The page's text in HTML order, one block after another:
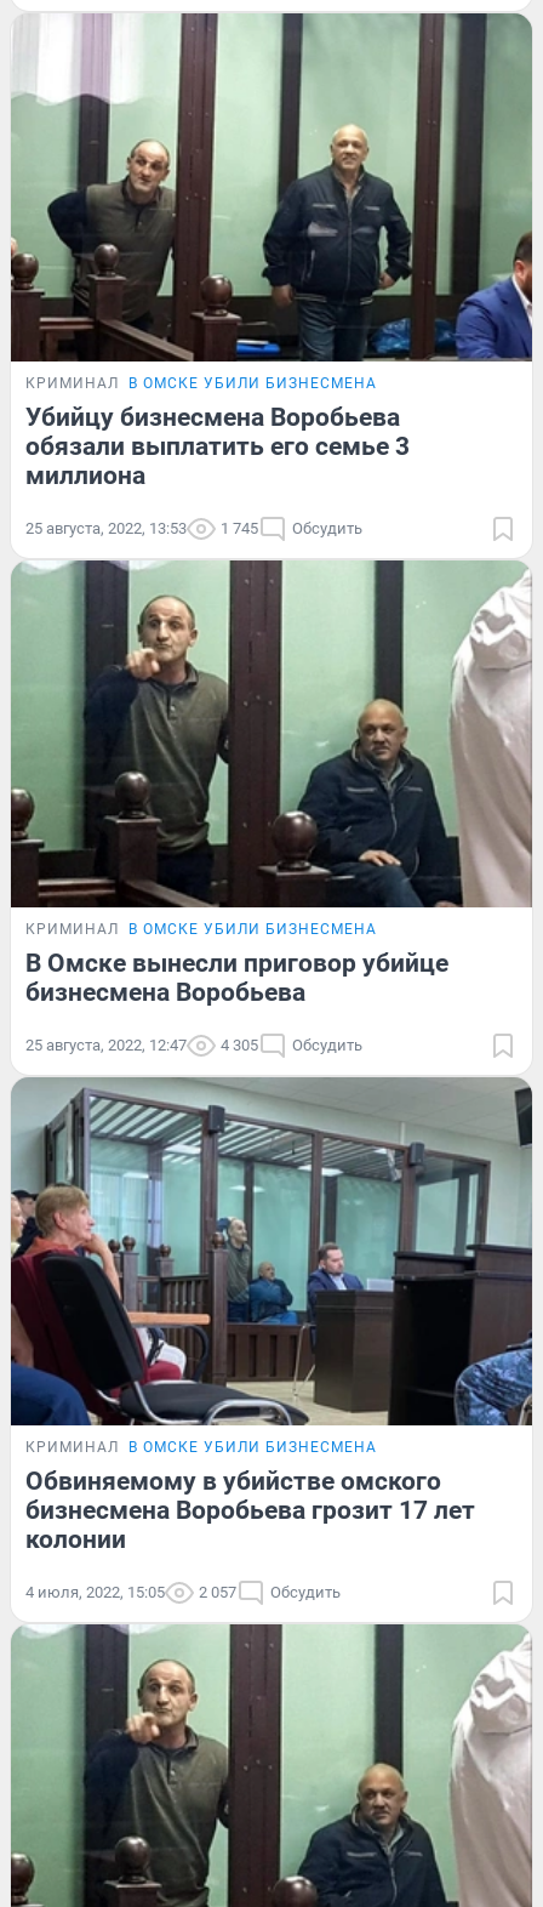
КРИМИНАЛ В ОМСКЕ УБИЛИ БИЗНЕСМЕНА
Убийцу бизнесмена Воробьева
обязали выплатить его семье 3
миллиона
25 августа, 2022, 13:53 1 745 Обсудить
КРИМИНАЛ В ОМСКЕ УБИЛИ БИЗНЕСМЕНА
В Омске вынесли приговор убийце
бизнесмена Воробьева
25 августа, 2022, 12:47 4 305 Обсудить
КРИМИНАЛ В ОМСКЕ УБИЛИ БИЗНЕСМЕНА
Обвиняемому в убийстве омского
бизнесмена Воробьева грозит 17 лет
колонии
4 июля, 2022, 15:05 2 057 Обсудить